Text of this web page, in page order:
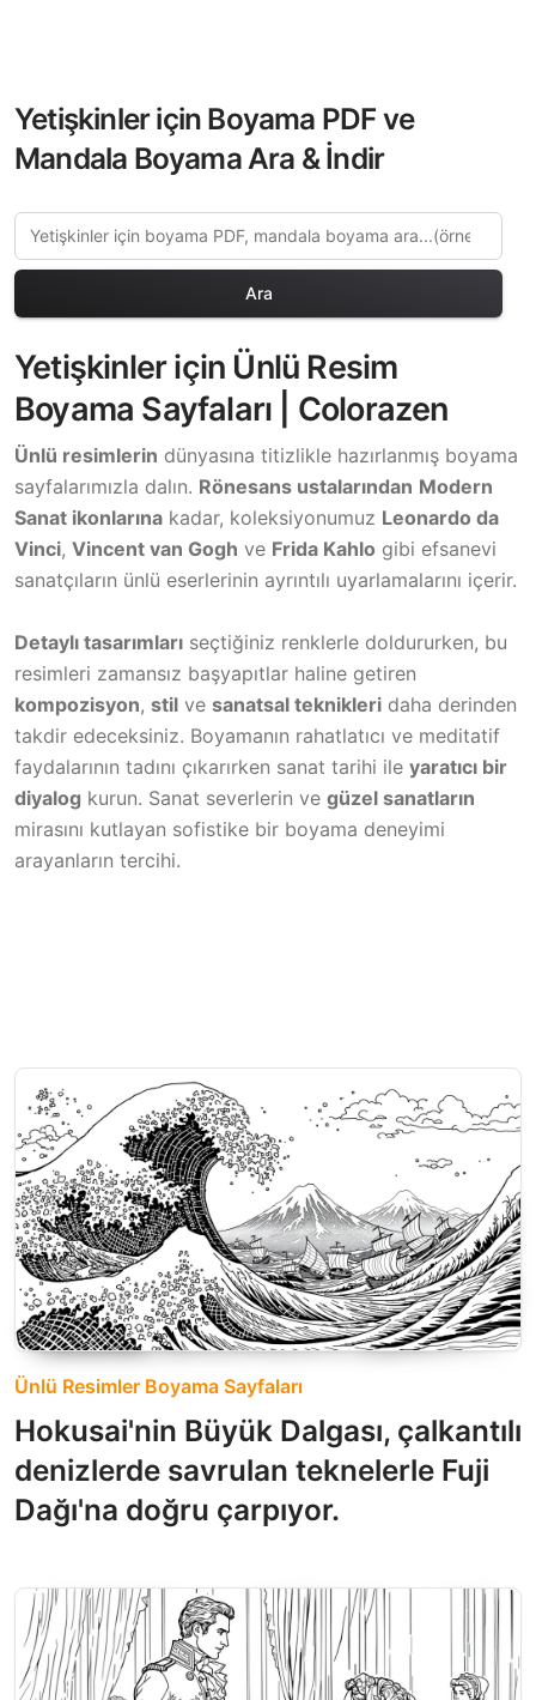
Yetişkinler için Boyama PDF ve
Mandala Boyama Ara & İndir
Ara
Yetişkinler için Ünlü Resim
Boyama Sayfaları | Colorazen
Ünlü resimlerin dünyasına titizlikle hazırlanmış boyama
sayfalarımızla dalın. Rönesans ustalarından Modern
Sanat ikonlarına kadar, koleksiyonumuz Leonardo da
Vinci, Vincent van Gogh ve Frida Kahlo gibi efsanevi
sanatçıların ünlü eserlerinin ayrıntılı uyarlamalarını içerir.
Detaylı tasarımları seçtiğiniz renklerle doldururken, bu
resimleri zamansız başyapıtlar haline getiren
kompozisyon, stil ve sanatsal teknikleri daha derinden
takdir edeceksiniz. Boyamanın rahatlatıcı ve meditatif
faydalarının tadını çıkarırken sanat tarihi ile yaratıcı bir
diyalog kurun. Sanat severlerin ve güzel sanatların
mirasını kutlayan sofistike bir boyama deneyimi
arayanların tercihi.
Ünlü Resimler Boyama Sayfaları
Hokusai'nin Büyük Dalgası, çalkantılı
denizlerde savrulan teknelerle Fuji
Dağı'na doğru çarpıyor.